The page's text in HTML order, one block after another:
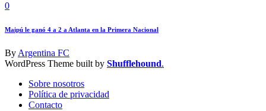
0
Maipú le ganó 4 a 2 a Atlanta en la Primera Nacional
By Argentina FC
WordPress Theme built by Shufflehound.
Sobre nosotros
Política de privacidad
Contacto